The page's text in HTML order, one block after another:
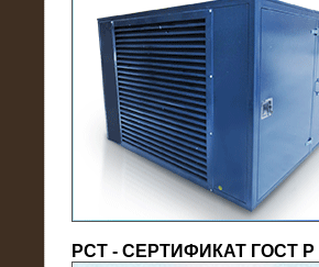
17.10.2016
Резистивный
нагрузочный модуль 5 МВт
(напряжение 6/10 кВ)
РСТ - СЕРТИФИКАТ ГОСТ Р